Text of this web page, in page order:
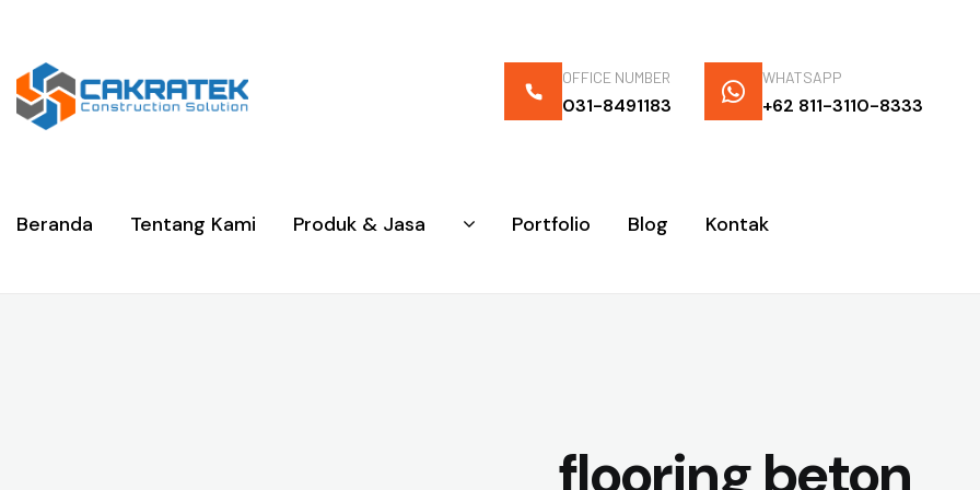
OFFICE NUMBER
031-8491183
WHATSAPP
+62 811-3110-8333
Beranda Tentang Kami Produk & Jasa Portfolio Blog Kontak